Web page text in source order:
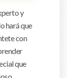
y
hará que
con
que